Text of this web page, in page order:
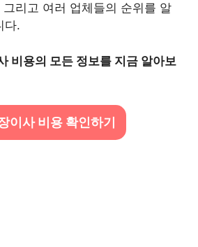
리고 여러 업체들의 순위를 알
다.
비용의 모든 정보를 지금 알아보
이사 비용 확인하기